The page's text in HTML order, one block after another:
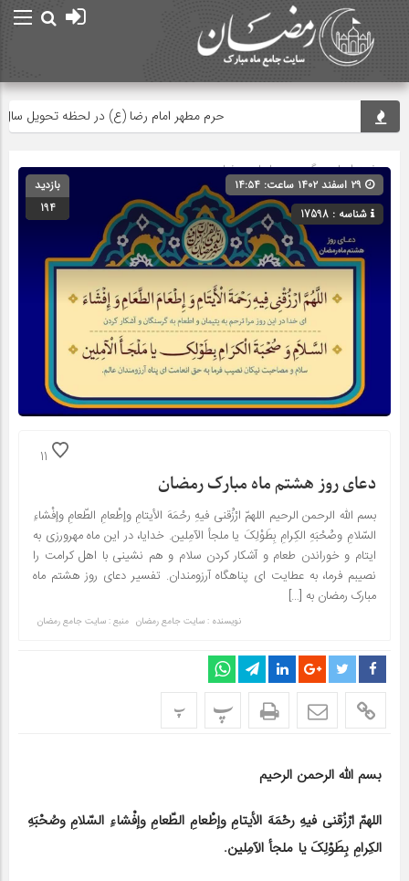
حرم مطهر امام رضا (ع) در لحظه تحویل سال
صفحه اصلی» گروه »دعاهای رمضان
شناسه : 17598
بازدید
194
11
دعای روز هشتم ماه مبارک رمضان
بسم الله الرحمن الرحیم اللهمّ ارْزُقنی فیهِ رحْمَهَ الأیتامِ وإطْعامِ الطّعامِ وإفْشاءِ
السّلامِ وصُحْبَهِ الکِرامِ بِطَوْلِکَ یا ملجأ الآمِلین. خدایا، در این ماه مهرورزی به
ایتام و خوراندن طعام و آشکار کردن سلام و هم نشینی با اهل کرامت را
نصیبم فرما، به عطایت ای پناهگاه آرزومندان. تفسیر دعای روز هشتم ماه
مبارک رمضان به […]
نویسنده : سایت جامع رمضان منبع : سایت جامع رمضان
پ پ
بسم الله الرحمن الرحیم
اللهمّ ارْزُقنی فیهِ رحْمَهَ الأیتامِ وإطْعامِ الطّعامِ وإفْشاءِ السّلامِ وصُحْبَهِ
الکِرامِ بِطَوْلِکَ یا ملجأ الآمِلین.